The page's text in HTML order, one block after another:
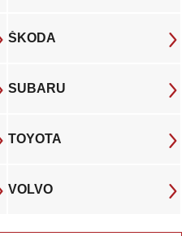
ŠKODA
SUBARU
TOYOTA
VOLVO